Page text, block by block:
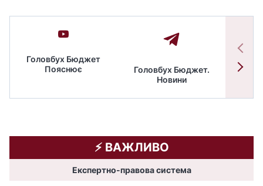
Головбух Бюджет
Пояснює
Головбух Бюджет.
Новини
⚡️ ВАЖЛИВО
Експертно-правова система